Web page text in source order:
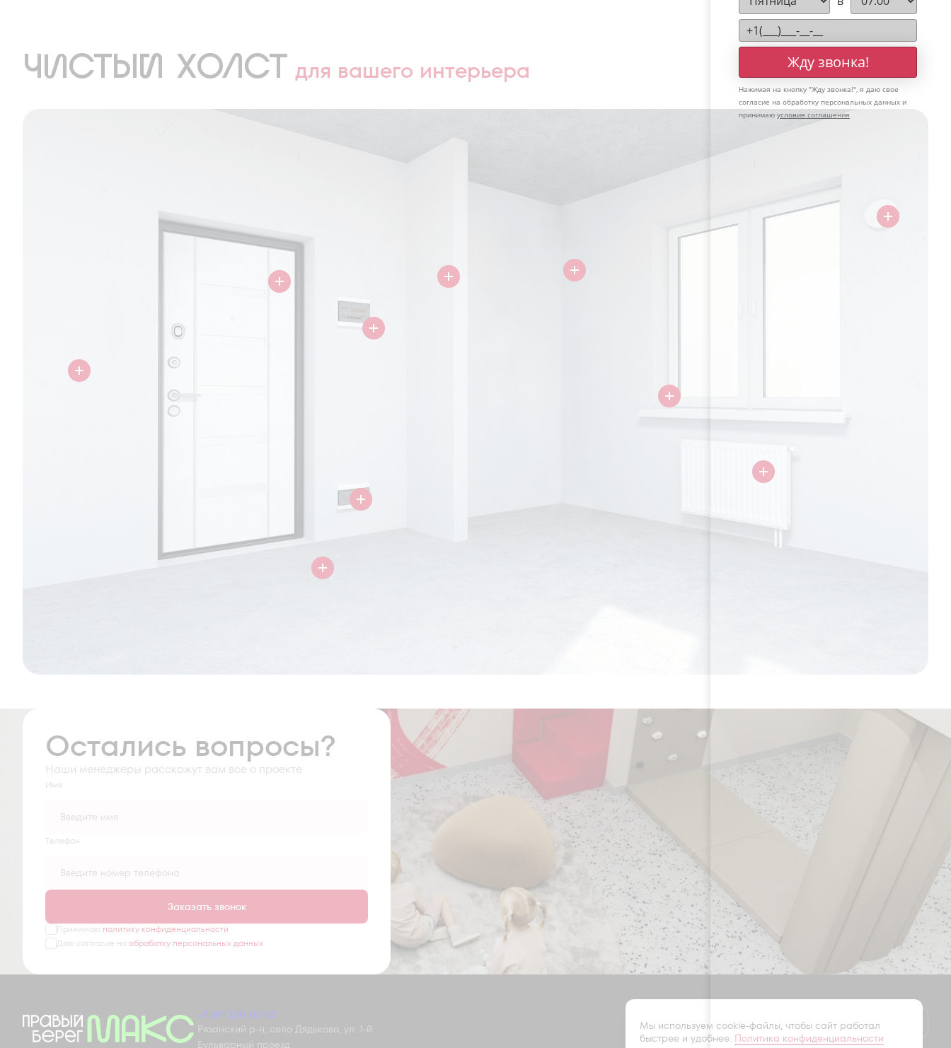
ЧИСТЫЙ ХОЛСТ для вашего интерьера
Остались вопросы?
Наши менеджеры расскажут вам все о проекте
Имя
Tелефон
Заказать звонок
Принимаю политику конфиденциальности
Даю согласие на обработку персональных данных
+7 491 230-03-03
Рязанский р-н, село Дядьково, ул. 1-й
Бульварный проезд
Оставить заявку
Жду звонка!
Нажимая на кнопку "Жду звонка!", я даю свое
согласие на обработку персональных данных и
принимаю условия соглашения
Мы используем cookie-файлы, чтобы сайт работал
быстрее и удобнее. Политика конфиденциальности